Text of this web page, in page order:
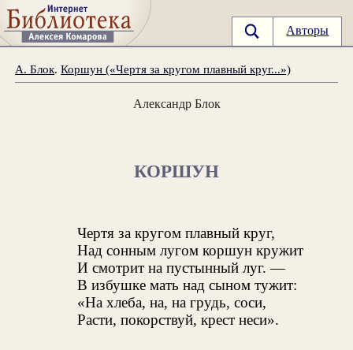
Авторы
А. Блок.Коршун («Чертя за кругом плавный круг...»)
Александр Блок
КОРШУН
Чертя за кругом плавный круг,
Над сонным лугом коршун кружит
И смотрит на пустынный луг. —
В избушке мать над сыном тужит:
«На хлеба, на, на грудь, соси,
Расти, покорствуй, крест неси».